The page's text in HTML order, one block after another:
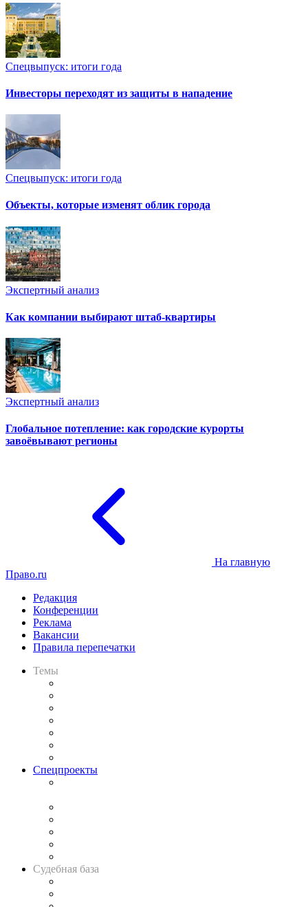
Спецвыпуск: итоги года
Инвесторы переходят из защиты в нападение
Спецвыпуск: итоги года
Объекты, которые изменят облик города
Экспертный анализ
Как компании выбирают штаб-квартиры
Экспертный анализ
Глобальное потепление: как городские курорты
завоёвывают регионы
На главную
Право.ru
Редакция
Конференции
Реклама
Вакансии
Правила перепечатки
Темы
Спецпроекты
Судебная база